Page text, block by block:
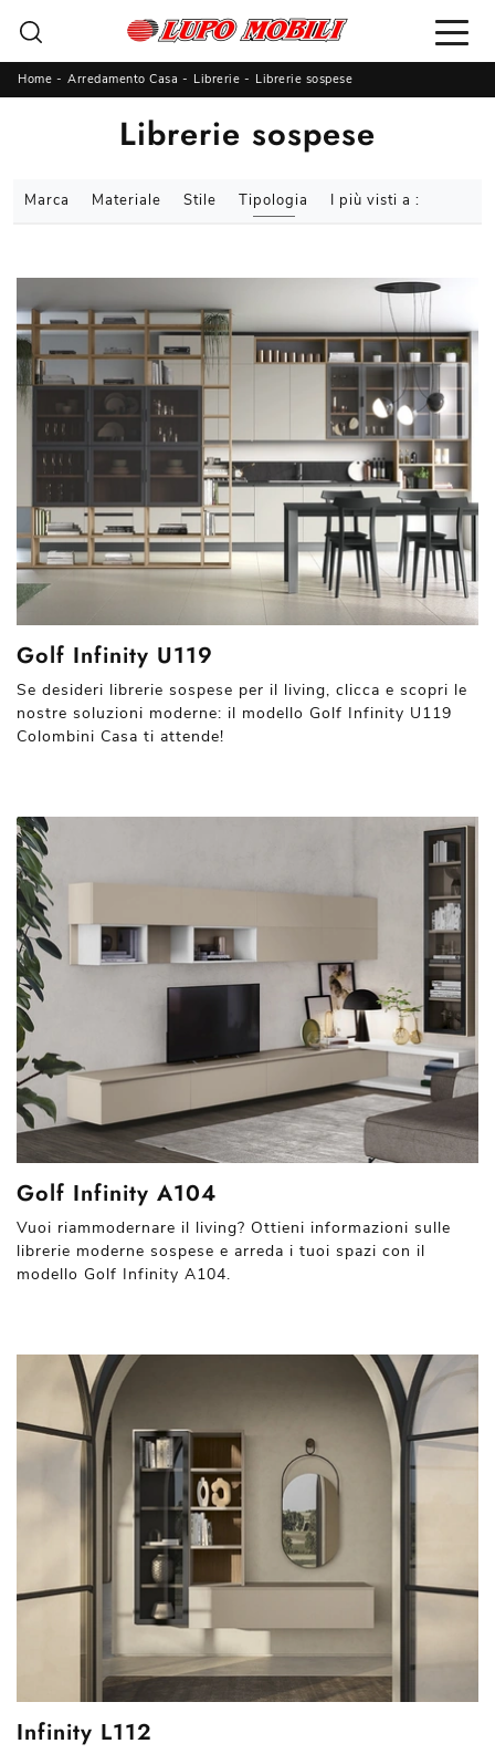
Home - Arredamento Casa - Librerie - Librerie sospese
Librerie sospese
Marca Materiale Stile Tipologia I più visti a :
Golf Infinity U119
Se desideri librerie sospese per il living, clicca e scopri le
nostre soluzioni moderne: il modello Golf Infinity U119
Colombini Casa ti attende!
Golf Infinity A104
Vuoi riammodernare il living? Ottieni informazioni sulle
librerie moderne sospese e arreda i tuoi spazi con il
modello Golf Infinity A104.
Infinity L112